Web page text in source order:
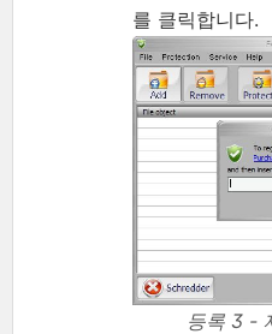
를 클릭합니다.
등록 3 -